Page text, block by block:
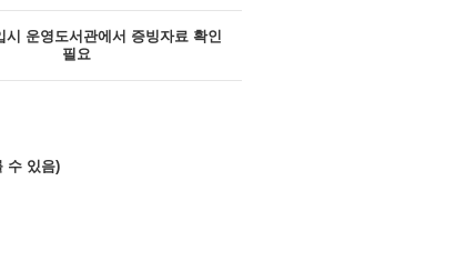
운영도서관에서 증빙자료 확인
필요
수 있음)